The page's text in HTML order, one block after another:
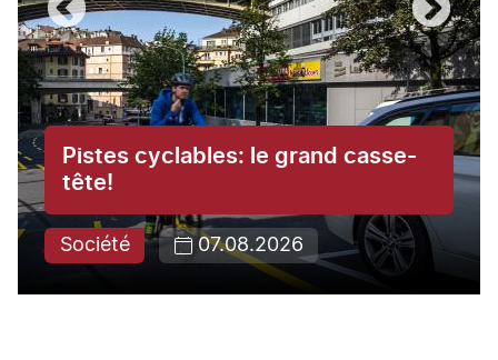
Pistes cyclables: le grand casse-
tête!
Société 07.08.2026